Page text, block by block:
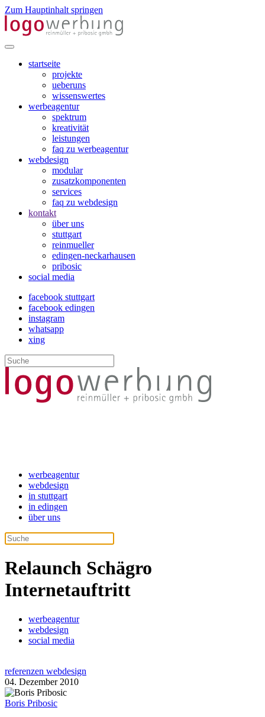
Zum Hauptinhalt springen
startseite
projekte
ueberuns
wissenswertes
werbeagentur
spektrum
kreativität
leistungen
faq zu werbeagentur
webdesign
modular
zusatzkomponenten
services
faq zu webdesign
kontakt
über uns
stuttgart
reinmueller
edingen-neckarhausen
pribosic
social media
facebook stuttgart
facebook edingen
instagram
whatsapp
xing
werbeagentur
webdesign
in stuttgart
in edingen
über uns
Relaunch Schägro
Internetauftritt
werbeagentur
webdesign
social media
referenzen webdesign
04. Dezember 2010
Boris Pribosic